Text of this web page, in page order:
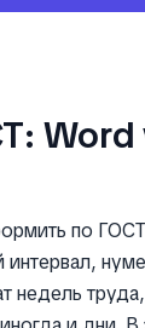
Word
по
недель